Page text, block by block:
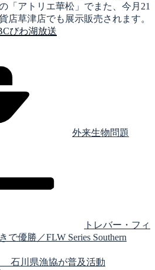
「アトリエ華松」でまた、今月21
店草津店でも展示販売されます。
びわ湖放送
外来生物問題
トレバー・フィ
優勝／FLW Series Southern
石川県漁協が普及活動